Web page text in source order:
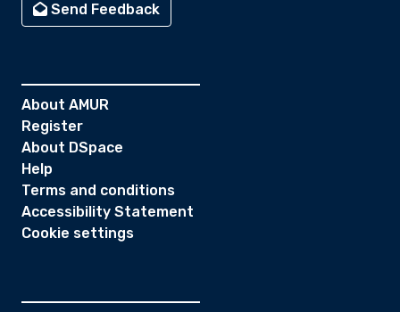
Send Feedback
About AMUR
Register
About DSpace
Help
Terms and conditions
Accessibility Statement
Cookie settings